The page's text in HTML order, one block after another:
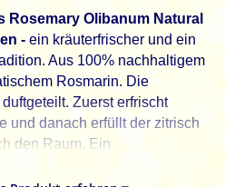
Rosemary Olibanum Natural
- ein kräuterfrischer und ein
Aus 100% nachhaltigem
Rosmarin. Die
Zuerst erfrischt
und danach erfüllt der zitrisch
den Raum. Ein